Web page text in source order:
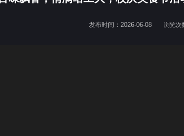
发布时间：2026-06-08 浏览次